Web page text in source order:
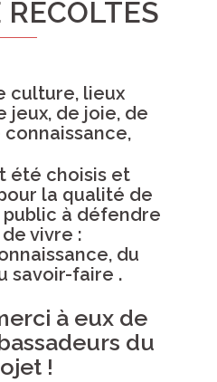
culture, lieux
jeux, de joie, de
été choisis et
la qualité de
à défendre
vivre :
du
savoir-faire .
à eux de
du
!